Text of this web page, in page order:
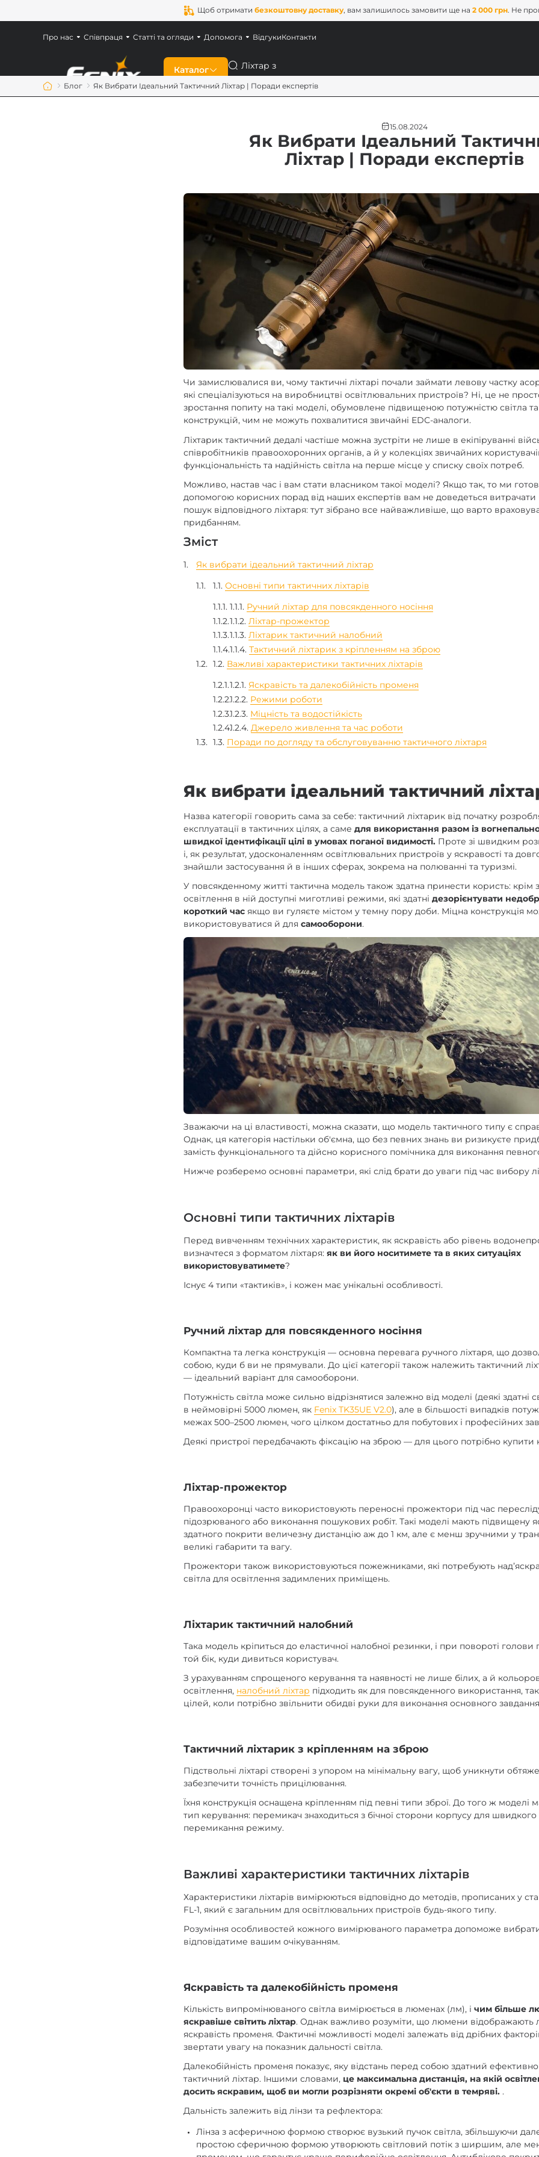
Щоб отриматибезкоштовну доставку, вам залишилось замовити ще на2 000 грн. Не
Каталог
Ліхтарі для військових
Акумулятори Fenix
Зарядні пристрої Fenix
Аксесуари для ліхтарів
Пошук
Про нас Співпраця Статті та огляди Допомога ВідгукиКонтакти
Блог Як Вибрати Ідеальний Тактичний Ліхтар | Поради експертів
15.08.2024
Як Вибрати Ідеальний
Ліхтар | Поради експертів
Чи замислювалися ви, чому тактичні ліхтарі почали займати левову частку
які спеціалізуються на виробництві освітлювальних пристроїв? Ні, це не
зростання попиту на такі моделі, обумовлене підвищеною потужністю світла та
конструкцій, чим не можуть похвалитися звичайні EDC-аналоги.
Ліхтарик тактичний дедалі частіше можна зустріти не лише в екіпіруванні
співробітників правоохоронних органів, а й у колекціях звичайних
функціональність та надійність світла на перше місце у списку своїх потреб.
Можливо, настав час і вам стати власником такої моделі? Якщо так, то ми
допомогою корисних порад від наших експертів вам не доведеться витрачати
пошук відповідного ліхтаря: тут зібрано все найважливіше, що варто
придбанням.
Зміст
Як вибрати ідеальний тактичний ліхтар
1.1.Основні типи тактичних ліхтарів
1.1.1. Ручний ліхтар для повсякденного носіння
1.1.2. Ліхтар-прожектор
1.1.3.Ліхтарик тактичний налобний
1.1.4.Тактичний ліхтарик з кріпленням на зброю
1.2. Важливі характеристики тактичних ліхтарів
1.2.1. Яскравість та далекобійність променя
1.2.2. Режими роботи
1.2.3. Міцність та водостійкість
1.2.4.Джерело живлення та час роботи
1.3. Поради по догляду та обслуговуванню тактичного ліхтаря
Як вибрати ідеальний тактичний
Назва категорії говорить сама за себе: тактичний ліхтарик від початку
експлуатації в тактичних цілях, а самедля використання разом із
швидкої ідентифікації цілі в умовах поганої видимості. Проте зі швидким
і, як результат, удосконаленням освітлювальних пристроїв у яскравості та
знайшли застосування й в інших сферах, зокрема на полюванні та туризмі.
У повсякденному житті тактична модель також здатна принести користь: крім
освітлення в ній доступні миготливі режими, які здатнідезорієнтувати
короткий час якщо ви гуляєте містом у темну пору доби. Міцна конструкція
використовуватися й длясамооборони.
Зважаючи на ці властивості, можна сказати, що модель тактичного типу є
Однак, ця категорія настільки об'ємна, що без певних знань ви ризикуєте
замість функціонального та дійсно корисного помічника для виконання
Нижче розберемо основні параметри, які слід брати до уваги під час вибору
Основні типи тактичних ліхтарів
Перед вивченням технічних характеристик, як яскравість або рівень
визначтеся з форматом ліхтаря:як ви його носитимете та в яких ситуаціях
використовуватимете?
Існує 4 типи «тактиків», і кожен має унікальні особливості.
Ручний ліхтар для повсякденного носіння
Компактна та легка конструкція — основна перевага ручного ліхтаря, що
собою, куди б ви не прямували. До цієї категорії також належить тактичний
— ідеальний варіант для самооборони.
Потужність світла може сильно відрізнятися залежно від моделі (деякі здатні
в неймовірні 5000 люмен, як Fenix TK35UE V2.0), але в більшості випадків
межах 500–2500 люмен, чого цілком достатньо для побутових і професійних
Деякі пристрої передбачають фіксацію на зброю — для цього потрібно купити
Ліхтар-прожектор
Правоохоронці часто використовують переносні прожектори під час
підозрюваного або виконання пошукових робіт. Такі моделі мають підвищену
здатного покрити величезну дистанцію аж до 1 км, але є менш зручними у
великі габарити та вагу.
Прожектори також використовуються пожежниками, які потребують
світла для освітлення задимлених приміщень.
Ліхтарик тактичний налобний
Така модель кріпиться до еластичної налобної резинки, і при повороті голови
той бік, куди дивиться користувач.
З урахуванням спрощеного керування та наявності не лише білих, а й
освітлення, налобний ліхтар підходить як для повсякденного використання,
цілей, коли потрібно звільнити обидві руки для виконання основного
Тактичний ліхтарик з кріпленням на зброю
Підствольні ліхтарі створені з упором на мінімальну вагу, щоб уникнути
забезпечити точність прицілювання.
Їхня конструкція оснащена кріпленням під певні типи зброї. До того ж
тип керування: перемикач знаходиться з бічної сторони корпусу для швидкого
перемикання режиму.
Важливі характеристики тактичних ліхтарів
Характеристики ліхтарів вимірюються відповідно до методів, прописаних у
FL-1, який є загальним для освітлювальних пристроїв будь-якого типу.
Розуміння особливостей кожного вимірюваного параметра допоможе
відповідатиме вашим очікуванням.
Яскравість та далекобійність променя
Кількість випромінюваного світла вимірюється в люменах (лм), ічим більше
яскравіше світить ліхтар. Однак важливо розуміти, що люмени відображають
яскравість променя. Фактичні можливості моделі залежать від дрібних
звертати увагу на показник дальності світла.
Далекобійність променя показує, яку відстань перед собою здатний
тактичний ліхтар. Іншими словами, це максимальна дистанція, на якій
досить яскравим, щоб ви могли розрізняти окремі об'єкти в темряві..
Дальність залежить від лінзи та рефлектора:
Лінза з асферичною формою створює вузький пучок світла, збільшуючи
простою сферичною формою утворюють світловий потік з ширшим, але